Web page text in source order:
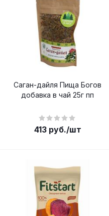
Саган-дайля Пища Богов
добавка в чай 25г пп
413руб./шт